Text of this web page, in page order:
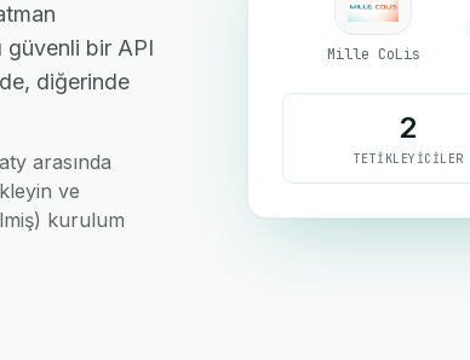
güvenli bir API
diğerinde
arasında
ve
kurulum
Mille CoLis
2
TETIKLEYICILER